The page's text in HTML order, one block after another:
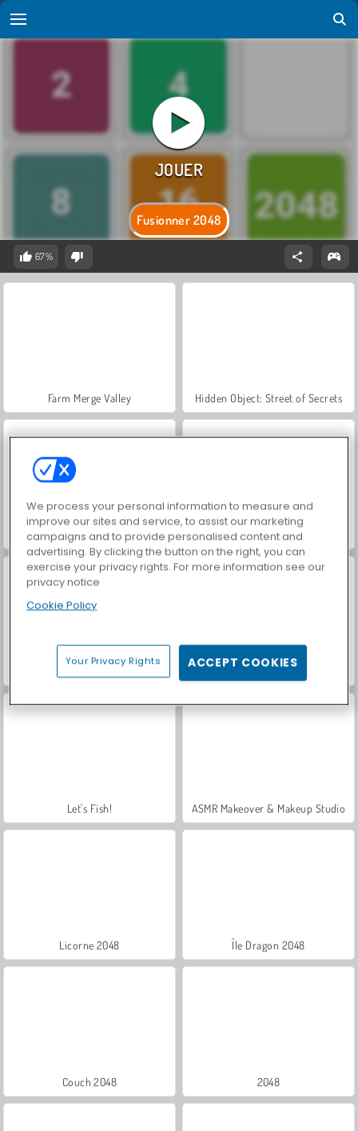
Fusionner 2048
67%
Farm Merge Valley Hidden Object: Street of Secrets
VegaMix Da Vinci Puzzles Car Parking City Duel
À la recherche du 2048
Let's Fish! ASMR Makeover & Makeup Studio
Licorne 2048 Île Dragon 2048
Couch 2048 2048
We process your personal information to measure and
improve our sites and service, to assist our marketing
campaigns and to provide personalised content and
advertising. By clicking the button on the right, you can
exercise your privacy rights. For more information see our
privacy notice
Cookie Policy
Your Privacy Rights ACCEPT COOKIES